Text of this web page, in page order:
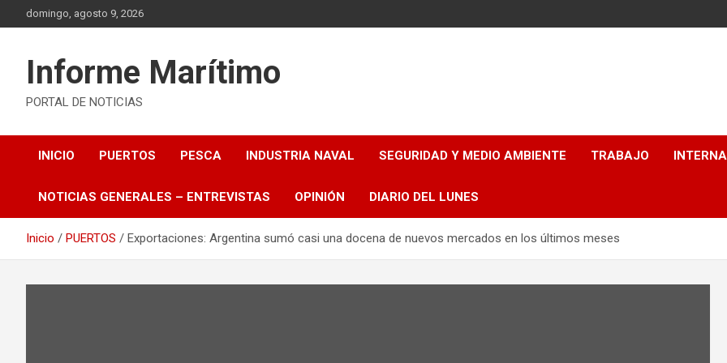
al
domingo, agosto 9, 2026
Informe Marítimo
PORTAL DE NOTICIAS
INICIO PUERTOS PESCA INDUSTRIA NAVAL SEGURIDAD Y MEDIO AMBIENTE TRABAJO
NOTICIAS GENERALES – ENTREVISTAS OPINIÓN DIARIO DEL LUNES
Inicio PUERTOS Exportaciones: Argentina sumó casi una docena de nuevos mercados en los últimos meses